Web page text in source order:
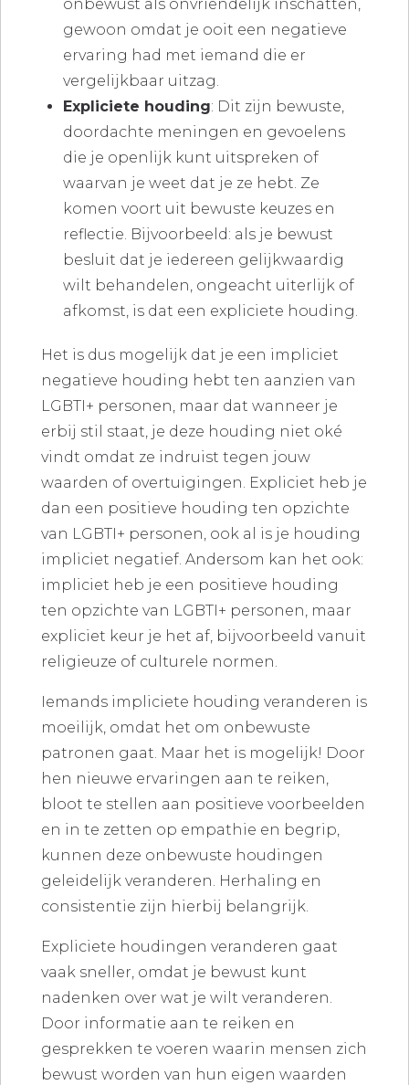
onbewust als onvriendelijk inschatten,
gewoon omdat je ooit een negatieve
ervaring had met iemand die er
vergelijkbaar uitzag.
Expliciete houding: Dit zijn bewuste,
doordachte meningen en gevoelens
die je openlijk kunt uitspreken of
waarvan je weet dat je ze hebt. Ze
komen voort uit bewuste keuzes en
reflectie. Bijvoorbeeld: als je bewust
besluit dat je iedereen gelijkwaardig
wilt behandelen, ongeacht uiterlijk of
afkomst, is dat een expliciete houding.
Het is dus mogelijk dat je een impliciet
negatieve houding hebt ten aanzien van
LGBTI+ personen, maar dat wanneer je
erbij stil staat, je deze houding niet oké
vindt omdat ze indruist tegen jouw
waarden of overtuigingen. Expliciet heb je
dan een positieve houding ten opzichte
van LGBTI+ personen, ook al is je houding
impliciet negatief. Andersom kan het ook:
impliciet heb je een positieve houding
ten opzichte van LGBTI+ personen, maar
expliciet keur je het af, bijvoorbeeld vanuit
religieuze of culturele normen.
Iemands impliciete houding veranderen is
moeilijk, omdat het om onbewuste
patronen gaat. Maar het is mogelijk! Door
hen nieuwe ervaringen aan te reiken,
bloot te stellen aan positieve voorbeelden
en in te zetten op empathie en begrip,
kunnen deze onbewuste houdingen
geleidelijk veranderen. Herhaling en
consistentie zijn hierbij belangrijk.
Expliciete houdingen veranderen gaat
vaak sneller, omdat je bewust kunt
nadenken over wat je wilt veranderen.
Door informatie aan te reiken en
gesprekken te voeren waarin mensen zich
bewust worden van hun eigen waarden